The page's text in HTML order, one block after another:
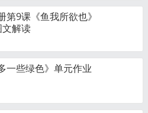
第9课《鱼我所欲也》
解读
一些绿色》单元作业